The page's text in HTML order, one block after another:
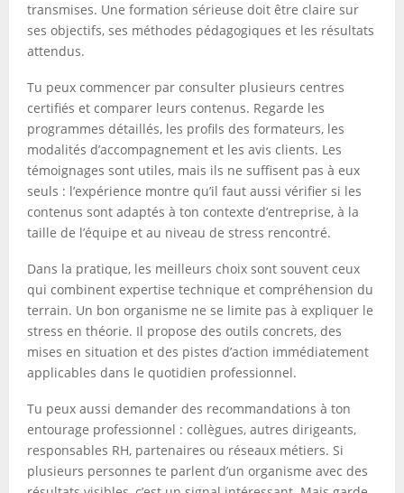
transmises. Une formation sérieuse doit être claire sur
ses objectifs, ses méthodes pédagogiques et les résultats
attendus.
Tu peux commencer par consulter plusieurs centres
certifiés et comparer leurs contenus. Regarde les
programmes détaillés, les profils des formateurs, les
modalités d’accompagnement et les avis clients. Les
témoignages sont utiles, mais ils ne suffisent pas à eux
seuls : l’expérience montre qu’il faut aussi vérifier si les
contenus sont adaptés à ton contexte d’entreprise, à la
taille de l’équipe et au niveau de stress rencontré.
Dans la pratique, les meilleurs choix sont souvent ceux
qui combinent expertise technique et compréhension du
terrain. Un bon organisme ne se limite pas à expliquer le
stress en théorie. Il propose des outils concrets, des
mises en situation et des pistes d’action immédiatement
applicables dans le quotidien professionnel.
Tu peux aussi demander des recommandations à ton
entourage professionnel : collègues, autres dirigeants,
responsables RH, partenaires ou réseaux métiers. Si
plusieurs personnes te parlent d’un organisme avec des